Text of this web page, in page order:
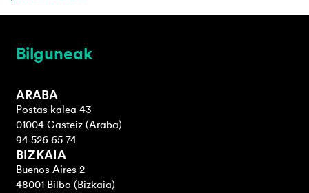
Bilguneak
ARABA
Postas kalea 43
01004 Gasteiz (Araba)
94 526 65 74
BIZKAIA
Buenos Aires 2
48001 Bilbo (Bizkaia)